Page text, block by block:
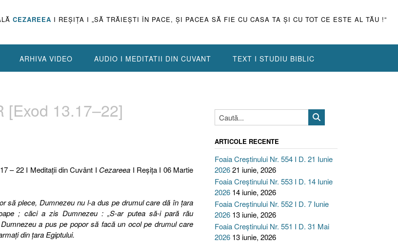
CEZAREEA I REŞIŢA I „SĂ TRĂIEŞTI ÎN PACE, ŞI PACEA SĂ FIE CU CASA TA ŞI CU TOT CE ESTE AL TĂU !”
ARHIVA VIDEO AUDIO I MEDITATII DIN CUVANT TEXT I STUDIU BIBLIC
[Exod 13.17–22]
– 22 I Meditaţii din Cuvânt I Cezareea I Reşiţa I 06 Martie
să plece, Dumnezeu nu l-a dus pe drumul care dă în ţara
; căci a zis Dumnezeu : „S-ar putea să-i pară rău
a pus pe popor să facă un ocol pe drumul care
din ţara Egiptului.
ARTICOLE RECENTE
Foaia Creștinului Nr. 554 I D. 21 Iunie
202621 iunie, 2026
Foaia Creștinului Nr. 553 I D. 14 Iunie
2026 14 iunie, 2026
Foaia Creștinului Nr. 552 I D. 7 Iunie
2026 13 iunie, 2026
Foaia Creștinului Nr. 551 I D. 31 Mai
2026 13 iunie, 2026